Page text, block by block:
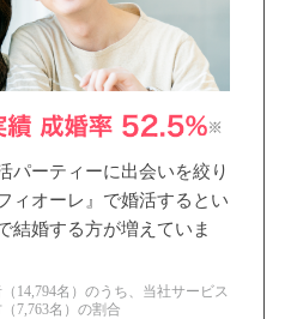
パーティーに出会いを絞り
ィオーレ』で婚活するとい
結婚する方が増えていま
14,794名）のうち、当社サービス
7,763名）の割合